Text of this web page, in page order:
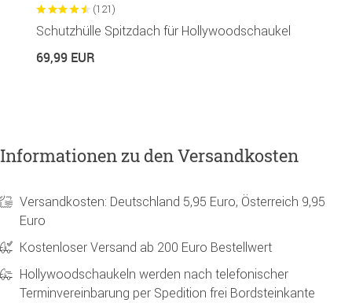
(121)
Schutzhülle Spitzdach für Hollywoodschaukel
69,99 EUR
Informationen zu den Versandkosten
Versandkosten: Deutschland 5,95 Euro, Österreich 9,95
Euro
Kostenloser Versand ab 200 Euro Bestellwert
Hollywoodschaukeln werden nach telefonischer
Terminvereinbarung per Spedition frei Bordsteinkante